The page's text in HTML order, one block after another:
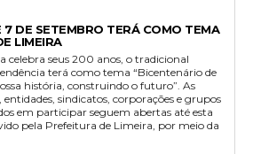
7 DE SETEMBRO TERÁ COMO TEMA
LIMEIRA
celebra seus 200 anos, o tradicional
terá como tema “Bicentenário de
história, construindo o futuro”. As
entidades, sindicatos, corporações e grupos
em participar seguem abertas até esta
pela Prefeitura de Limeira, por meio da